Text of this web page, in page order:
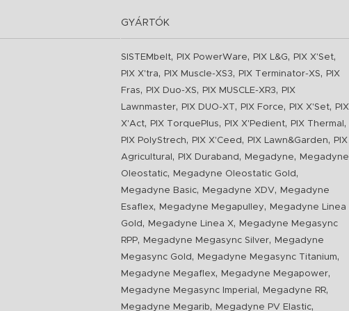
GYÁRTÓK
SISTEMbelt, PIX PowerWare, PIX L&G, PIX X'Set,
PIX X'tra, PIX Muscle-XS3, PIX Terminator-XS,
PIX
Fras, PIX Duo-XS, PIX MUSCLE-XR3,
PIX
Lawnmaster, PIX DUO-XT , PIX Force, PIX X'Set,
PIX
X'Act, PIX TorquePlus, PIX X'Pedient, PIX Thermal ,
PIX PolyStrech, PIX X'Ceed , PIX Lawn&Garden,
PIX
Agricultural , PIX Duraband , Megadyne,
Megadyne
Oleostatic, Megadyne Oleostatic Gold ,
Megadyne Basic, Megadyne XDV,
Megadyne
Esaflex, Megadyne Megapulley,
Megadyne Linea
Gold , Megadyne Linea X,
Megadyne Megasync
RPP, Megadyne Megasync Silver,
Megadyne
Megasync Gold , Megadyne Megasync Titanium,
Megadyne Megaflex, Megadyne Megapower,
Megadyne Megasync Imperial , Megadyne RR,
Megadyne Megarib, Megadyne PV Elastic,